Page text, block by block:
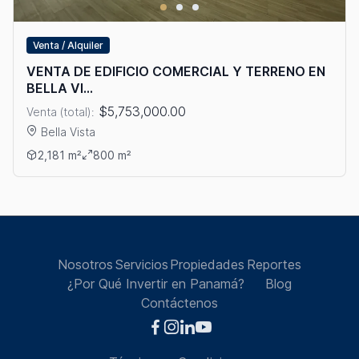
Venta / Alquiler
VENTA DE EDIFICIO COMERCIAL Y TERRENO​ EN
BELLA VI...
Venta (total): $5,753,000.00
Bella Vista
Ver detalles: VENTA DE EDIFICIO COMERCIAL Y TERRENO​ EN
2,181 m² 800 m²
Nosotros Servicios Propiedades Reportes
¿Por Qué Invertir en Panamá?
Blog
Contáctenos